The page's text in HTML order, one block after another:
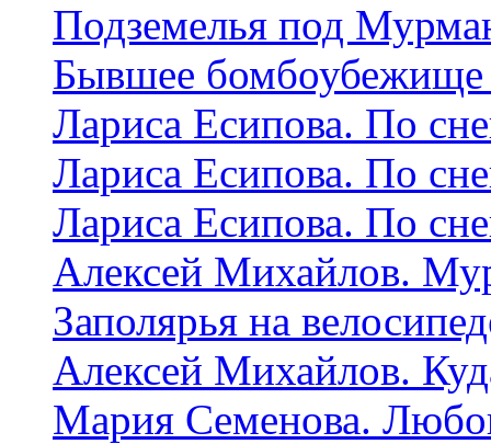
Подземелья под
Бывшее бомбоубежище
Лариса Есипова. По
Лариса Есипова. По
Лариса Есипова. По
Алексей Михайлов.
Заполярья на
Алексей Михайлов.
Мария Семенова.